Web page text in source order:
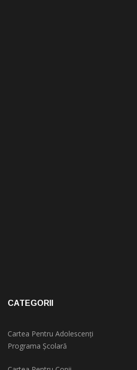
CATEGORII
Cartea Pentru Adolescenți
Programa Școlară